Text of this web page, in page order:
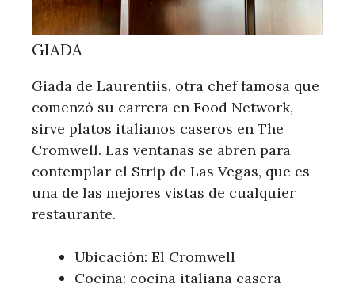
GIADA
Giada de Laurentiis, otra chef famosa que
comenzó su carrera en Food Network,
sirve platos italianos caseros en The
Cromwell. Las ventanas se abren para
contemplar el Strip de Las Vegas, que es
una de las mejores vistas de cualquier
restaurante.
Ubicación: El Cromwell
Cocina: cocina italiana casera